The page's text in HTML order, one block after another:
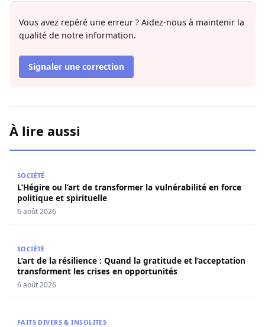
Vous avez repéré une erreur ? Aidez-nous à maintenir la
qualité de notre information.
Signaler une correction
À lire aussi
SOCIÉTÉ
L’Hégire ou l’art de transformer la vulnérabilité en force
politique et spirituelle
6 août 2026
SOCIÉTÉ
L’art de la résilience : Quand la gratitude et l’acceptation
transforment les crises en opportunités
6 août 2026
FAITS DIVERS & INSOLITES